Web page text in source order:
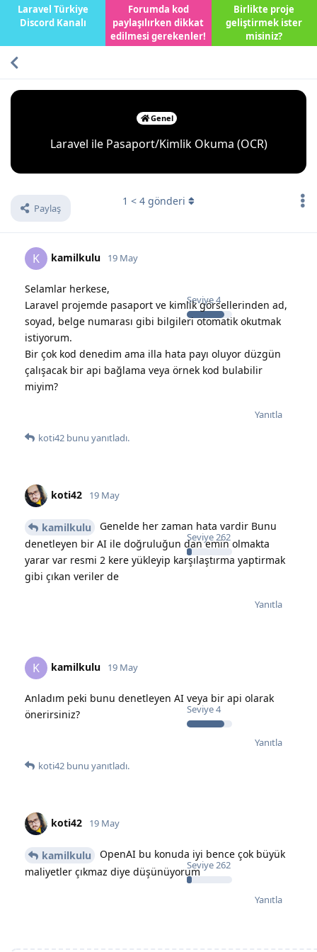
Laravel Türkiye
Discord Kanalı
Forumda kod
paylaşılırken dikkat
edilmesi gerekenler!
Birlikte proje
geliştirmek ister
misiniz?
Genel
Laravel ile Pasaport/Kimlik Okuma (OCR)
Paylaş
1 < 4 gönderi
K kamilkulu
Seviye4
19 May
Selamlar herkese,
Laravel projemde pasaport ve kimlik görsellerinden ad,
soyad, belge numarası gibi bilgileri otomatik okutmak
istiyorum.
Bir çok kod denedim ama illa hata payı oluyor düzgün
çalışacak bir api bağlama veya örnek kod bulabilir
miyim?
Yanıtla
koti42 bunu yanıtladı.
koti42
Seviye262
19 May
kamilkulu
Genelde her zaman hata vardir Bunu
denetleyen bir AI ile doğruluğun dan emin olmakta
yarar var resmi 2 kere yükleyip karşılaştırma yaptirmak
gibi çıkan veriler de
Yanıtla
K kamilkulu
Seviye4
19 May
Anladım peki bunu denetleyen AI veya bir api olarak
önerirsiniz?
Yanıtla
koti42 bunu yanıtladı.
koti42
Seviye262
19 May
kamilkulu
OpenAI bu konuda iyi bence çok büyük
maliyetler çıkmaz diye düşünüyorum
Yanıtla